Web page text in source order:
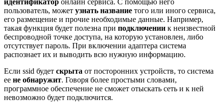
пользователь, может узнать название того или иного сервиса,
его размещение и прочие необходимые данные. Например,
такая функция будет полезна при подключении к неизвестной
беспроводной точке доступа, на которую установлен, либо
отсутствует пароль. При включении адаптера система
распознает их и выводить всю нужную информацию.
Если ssid будет скрыта от посторонних устройств, то система
ее не обнаружит. Говоря более простыми словами,
программное обеспечение не сможет отыскать сеть и к ней
невозможно будет подключится.